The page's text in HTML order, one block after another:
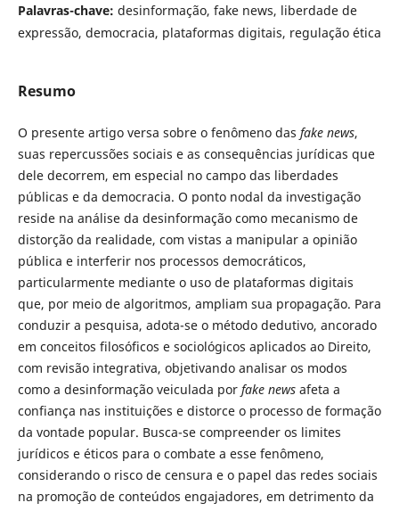
Palavras-chave: desinformação, fake news, liberdade de
expressão, democracia, plataformas digitais, regulação ética
Resumo
O presente artigo versa sobre o fenômeno das fake news,
suas repercussões sociais e as consequências jurídicas que
dele decorrem, em especial no campo das liberdades
públicas e da democracia. O ponto nodal da investigação
reside na análise da desinformação como mecanismo de
distorção da realidade, com vistas a manipular a opinião
pública e interferir nos processos democráticos,
particularmente mediante o uso de plataformas digitais
que, por meio de algoritmos, ampliam sua propagação. Para
conduzir a pesquisa, adota-se o método dedutivo, ancorado
em conceitos filosóficos e sociológicos aplicados ao Direito,
com revisão integrativa, objetivando analisar os modos
como a desinformação veiculada por fake newsafeta a
confiança nas instituições e distorce o processo de formação
da vontade popular. Busca-se compreender os limites
jurídicos e éticos para o combate a esse fenômeno,
considerando o risco de censura e o papel das redes sociais
na promoção de conteúdos engajadores, em detrimento da